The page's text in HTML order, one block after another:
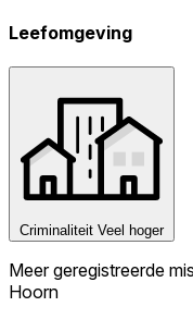
Leefomgeving
Criminaliteit Veel hoger
Meer geregistreerde
Hoorn